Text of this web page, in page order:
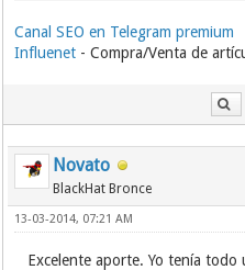
Canal SEO en Telegram premium
Influenet - Compra/Venta de
Novato
BlackHat Bronce
13-03-2014, 07:21 AM
Excelente aporte. Yo tenía